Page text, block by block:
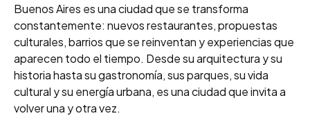
Buenos Aires es una ciudad que se transforma
constantemente: nuevos restaurantes, propuestas
culturales, barrios que se reinventan y experiencias que
aparecen todo el tiempo. Desde su arquitectura y su
historia hasta su gastronomía, sus parques, su vida
cultural y su energía urbana, es una ciudad que invita a
volver una y otra vez.